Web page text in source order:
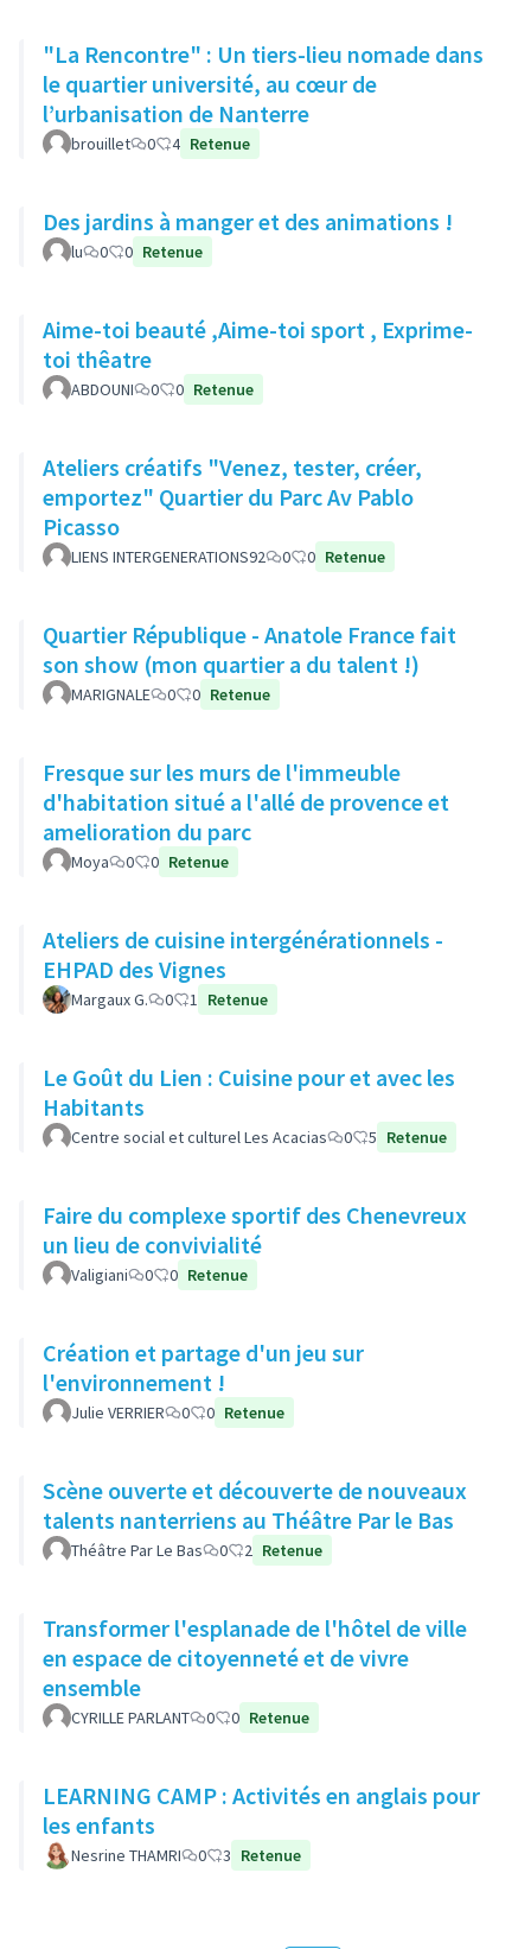
"La Rencontre" : Un tiers-lieu nomade dans
le quartier université, au cœur de
l’urbanisation de Nanterre
brouillet 0 4 Retenue
Des jardins à manger et des animations !
lu 0 0 Retenue
Aime-toi beauté ,Aime-toi sport , Exprime-
toi thêatre
ABDOUNI 0 0 Retenue
Ateliers créatifs "Venez, tester, créer,
emportez" Quartier du Parc Av Pablo
Picasso
LIENS INTERGENERATIONS92 0 0 Retenue
Quartier République - Anatole France fait
son show (mon quartier a du talent !)
MARIGNALE 0 0 Retenue
Fresque sur les murs de l'immeuble
d'habitation situé a l'allé de provence et
amelioration du parc
Moya 0 0 Retenue
Ateliers de cuisine intergénérationnels -
EHPAD des Vignes
Margaux G. 0 1 Retenue
Le Goût du Lien : Cuisine pour et avec les
Habitants
Centre social et culturel Les Acacias 0 5 Retenue
Faire du complexe sportif des Chenevreux
un lieu de convivialité
Valigiani 0 0 Retenue
Création et partage d'un jeu sur
l'environnement !
Julie VERRIER 0 0 Retenue
Scène ouverte et découverte de nouveaux
talents nanterriens au Théâtre Par le Bas
Théâtre Par Le Bas 0 2 Retenue
Transformer l'esplanade de l'hôtel de ville
en espace de citoyenneté et de vivre
ensemble
CYRILLE PARLANT 0 0 Retenue
LEARNING CAMP : Activités en anglais pour
les enfants
Nesrine THAMRI 0 3 Retenue